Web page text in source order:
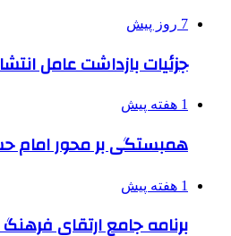
7 روز پیش
جزئیات بازداشت عامل
1 هفته پیش
همبستگی بر محور امام
1 هفته پیش
برنامه جامع ارتقای